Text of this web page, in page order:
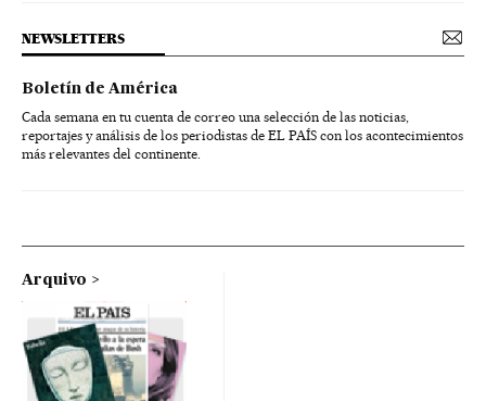
NEWSLETTERS
Boletín de América
Cada semana en tu cuenta de correo una selección de las noticias,
reportajes y análisis de los periodistas de EL PAÍS con los acontecimientos
más relevantes del continente.
Arquivo